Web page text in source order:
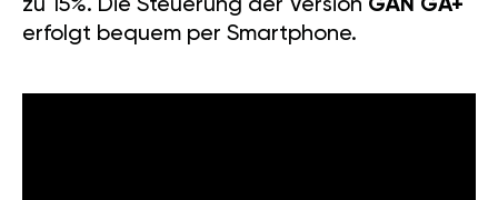
zu 15%. Die Steuerung der Version GÄN GA+
erfolgt bequem per Smartphone.